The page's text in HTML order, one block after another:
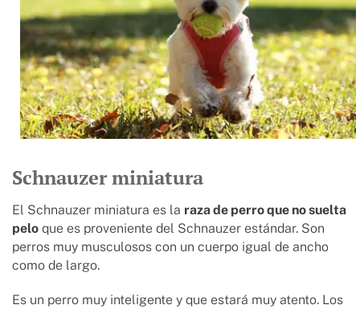
Schnauzer miniatura
El Schnauzer miniatura es la raza de perro que no suelta
pelo que es proveniente del Schnauzer estándar. Son
perros muy musculosos con un cuerpo igual de ancho
como de largo.
Es un perro muy inteligente y que estará muy atento. Los